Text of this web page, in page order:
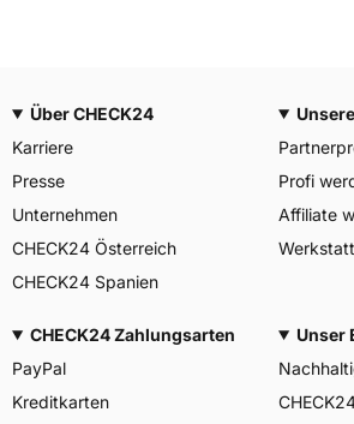
Über CHECK24
Karriere
Presse
Unternehmen
CHECK24 Österreich
CHECK24 Spanien
Profi
Affiliate
CHECK24 Zahlungsarten
PayPal
Kreditkarten
Unser